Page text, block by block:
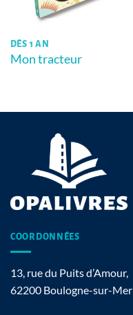
DÈS 1 AN
Mon tracteur
COORDONNÉES
13, rue du Puits d’Amour,
62200 Boulogne-sur-Mer